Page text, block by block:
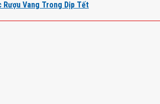
Rượu Vang Trong Dịp Tết